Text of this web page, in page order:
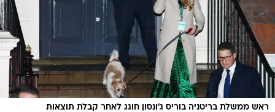
ראש ממשלת בריטניה בוריס ג'ונסון חוגג לאחר קבלת תוצאות